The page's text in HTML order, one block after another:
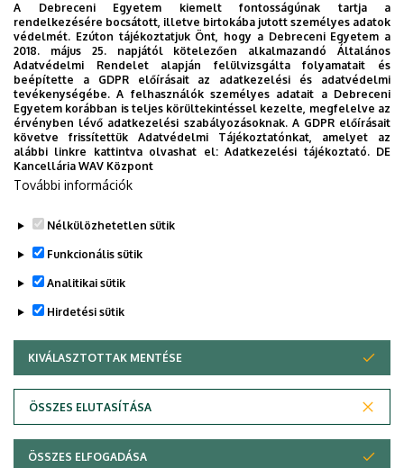
Dautan D, Kovács A, Bayasgalan T, Diaz-Acevedo MA, Pal
B, Mena-Segovia J. (2021) Modulation of motor behavior
by the mesencephalic locomotor region. Cell Rep.
36(8):109594. D1
Bayasgalan T, Stupniki S, Kovács A, Csemer A, Szentesi P,
Pocsai K, Dionisio L, Spitzmaul G, Pál B. (2021) Alteration
of mesopontine cholinergic function by the lack of
KCNQ4 subunit. Front Cell Neurosci. 15:707789. Q1
Legutóbbi frissítés: 2023. 02. 24. 12:24
Adatvédelem
A Debreceni Egyetem kiemelt fontosságúnak tartja a
rendelkezésére bocsátott, illetve birtokába jutott személyes adatok
védelmét. Ezúton tájékoztatjuk Önt, hogy a Debreceni Egyetem a
2018. május 25. napjától kötelezően alkalmazandó Általános
Adatvédelmi Rendelet alapján felülvizsgálta folyamatait és
beépítette a GDPR előírásait az adatkezelési és adatvédelmi
tevékenységébe. A felhasználók személyes adatait a Debreceni
Egyetem korábban is teljes körültekintéssel kezelte, megfelelve az
érvényben lévő adatkezelési szabályozásoknak. A GDPR előírásait
követve frissítettük Adatvédelmi Tájékoztatónkat, amelyet az
alábbi linkre kattintva olvashat el:Adatkezelési tájékoztató. DE
Kancellária WAV Központ
További információk
Nélkülözhetetlen sütik
Funkcionális sütik
Analitikai sütik
Hirdetési sütik
KIVÁLASZTOTTAK MENTÉSE
ÖSSZES ELUTASÍTÁSA
WITHDRAW CONSENT
ÖSSZES ELFOGADÁSA